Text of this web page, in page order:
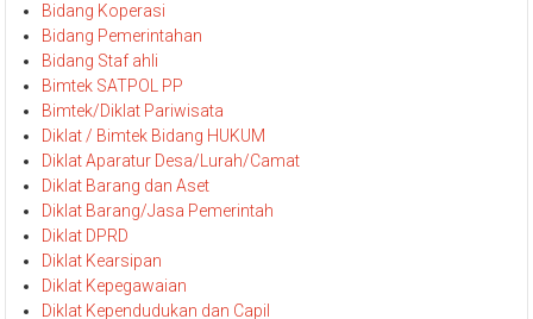
Bidang Koperasi
Bidang Pemerintahan
Bidang Staf ahli
Bimtek SATPOL PP
Bimtek/Diklat Pariwisata
Diklat / Bimtek Bidang HUKUM
Diklat Aparatur Desa/Lurah/Camat
Diklat Barang dan Aset
Diklat Barang/Jasa Pemerintah
Diklat DPRD
Diklat Kearsipan
Diklat Kepegawaian
Diklat Kependudukan dan Capil